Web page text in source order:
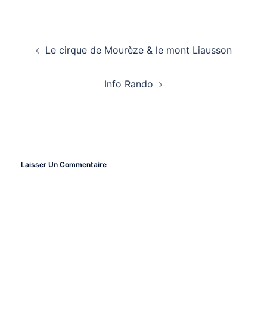
Navigation
Le cirque de Mourèze & le mont Liausson
Info Rando
Laisser Un Commentaire